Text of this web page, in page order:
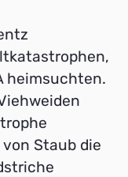
heimsuchten.
Staub die